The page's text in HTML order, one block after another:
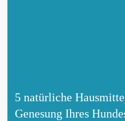
5 natürliche
Genesung Ihres